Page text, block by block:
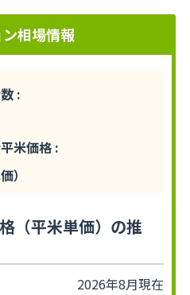
相場情報
:
米価格 :
）
（平米単価）の推
2026年8月現在